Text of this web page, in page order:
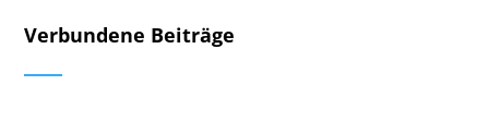
Verbundene Beiträge